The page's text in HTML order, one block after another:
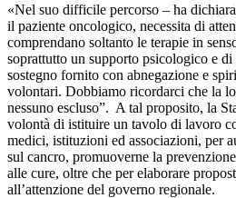
«Nel suo difficile percorso – ha
il paziente oncologico, necessita di
comprendano soltanto le terapie in
soprattutto un supporto psicologico e
sostegno fornito con abnegazione e
volontari. Dobbiamo ricordarci che la
nessuno escluso”. A tal proposito, la
volontà di istituire un tavolo di lavoro
medici, istituzioni ed associazioni, per
sul cancro, promuoverne la
alle cure, oltre che per elaborare
all’attenzione del governo regionale.